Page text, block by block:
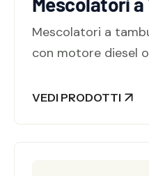
Mescolatori a
con motore diesel
VEDI PRODOTTI